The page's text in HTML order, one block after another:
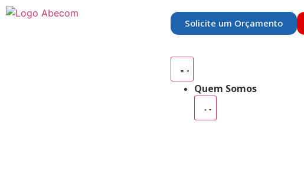
Solicite um Orçamento
Quem Somos